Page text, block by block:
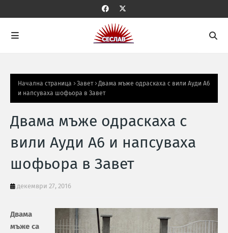
Начална страница Завет
Двама мъже одраскаха с вили Ауди А6
и напсуваха шофьора в Завет
Двама мъже одраскаха с
вили Ауди А6 и напсуваха
шофьора в Завет
декември 27, 2016
Двама
мъже са